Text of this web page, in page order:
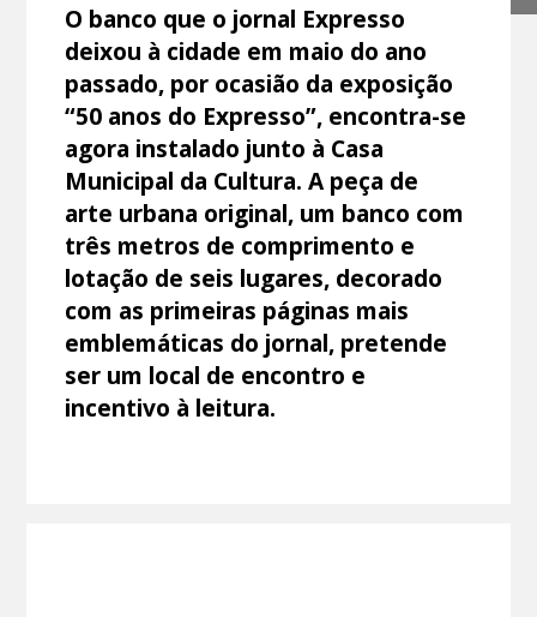
O banco que o jornal Expresso
deixou à cidade em maio do ano
passado, por ocasião da exposição
“50 anos do Expresso”, encontra-se
agora instalado junto à Casa
Municipal da Cultura. A peça de
arte urbana original, um banco com
três metros de comprimento e
lotação de seis lugares, decorado
com as primeiras páginas mais
emblemáticas do jornal, pretende
ser um local de encontro e
incentivo à leitura.